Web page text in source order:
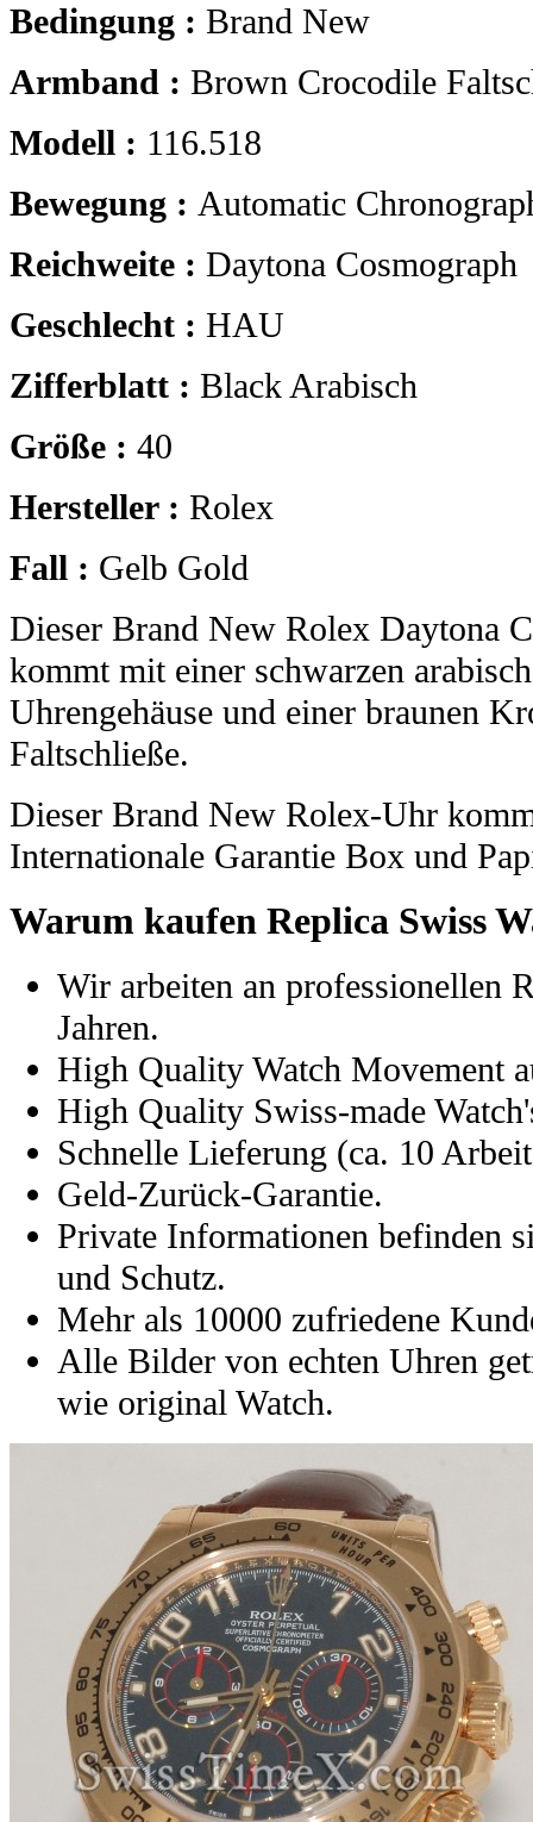
Bedingung : Brand New
Armband : Brown Crocodile
Modell : 116.518
Bewegung : Automatic
Reichweite : Daytona Cosmograph
Geschlecht : HAU
Zifferblatt : Black Arabisch
Größe : 40
Hersteller : Rolex
Fall : Gelb Gold
Dieser Brand New Rolex Daytona
kommt mit einer schwarzen
Uhrengehäuse und einer braunen
Faltschließe.
Dieser Brand New Rolex-Uhr
Internationale Garantie Box und
Warum kaufen Replica Swiss
Wir arbeiten an professionellen
Jahren.
High Quality Watch Movement
High Quality Swiss-made
Schnelle Lieferung (ca. 10
Geld-Zurück-Garantie.
Private Informationen befinden
und Schutz.
Mehr als 10000 zufriedene
Alle Bilder von echten Uhren
wie original Watch.